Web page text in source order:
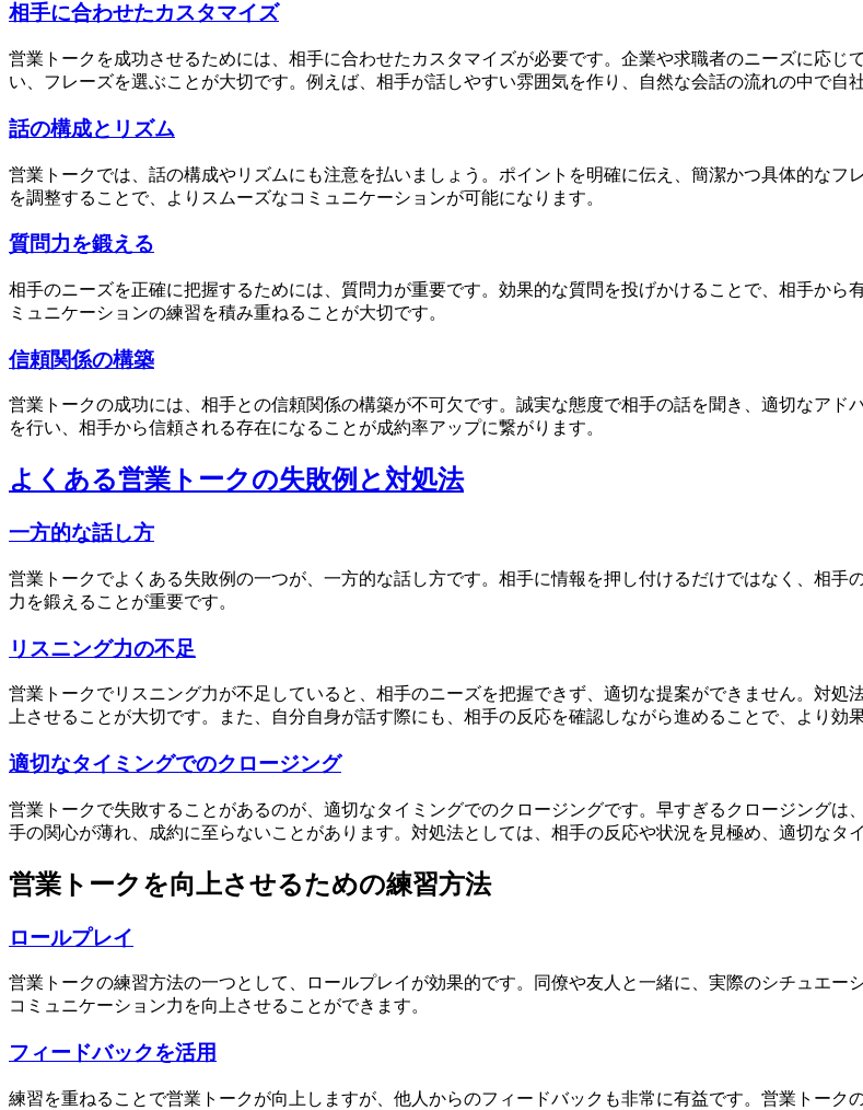
相手に合わせたカスタマイズ
営業トークを成功させるためには、相手に合わせたカスタマイズが必要です。企業や求職者のニーズに応
い、フレーズを選ぶことが大切です。例えば、相手が話しやすい雰囲気を作り、自然な会話の流れの中で自
話の構成とリズム
営業トークでは、話の構成やリズムにも注意を払いましょう。ポイントを明確に伝え、簡潔かつ具体的な
を調整することで、よりスムーズなコミュニケーションが可能になります。
質問力を鍛える
相手のニーズを正確に把握するためには、質問力が重要です。効果的な質問を投げかけることで、相手か
ミュニケーションの練習を積み重ねることが大切です。
信頼関係の構築
営業トークの成功には、相手との信頼関係の構築が不可欠です。誠実な態度で相手の話を聞き、適切なア
を行い、相手から信頼される存在になることが成約率アップに繋がります。
よくある営業トークの失敗例と対処法
一方的な話し方
営業トークでよくある失敗例の一つが、一方的な話し方です。相手に情報を押し付けるだけではなく、相
力を鍛えることが重要です。
リスニング力の不足
営業トークでリスニング力が不足していると、相手のニーズを把握できず、適切な提案ができません。対
上させることが大切です。また、自分自身が話す際にも、相手の反応を確認しながら進めることで、より効
適切なタイミングでのクロージング
営業トークで失敗することがあるのが、適切なタイミングでのクロージングです。早すぎるクロージング
手の関心が薄れ、成約に至らないことがあります。対処法としては、相手の反応や状況を見極め、適切なタ
営業トークを向上させるための練習方法
ロールプレイ
営業トークの練習方法の一つとして、ロールプレイが効果的です。同僚や友人と一緒に、実際のシチュエ
コミュニケーション力を向上させることができます。
フィードバックを活用
練習を重ねることで営業トークが向上しますが、他人からのフィードバックも非常に有益です。営業トー